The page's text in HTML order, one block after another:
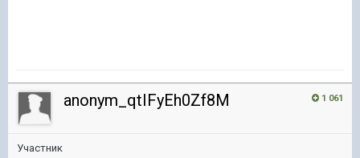
1 061
anonym_qtIFyEh0Zf8M
Участник